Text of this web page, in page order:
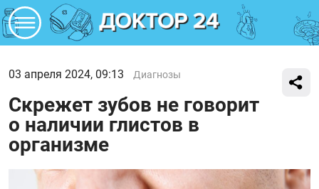
03 апреля 2024, 09:13 Диагнозы
Скрежет зубов не говорит
о наличии глистов в
организме